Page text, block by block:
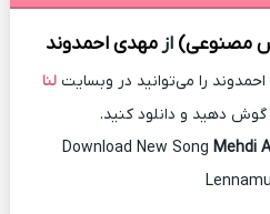
مصنوعی)ازمهدی احمدوند
را می‌توانید در وبسایت لنا
گوش دهید و دانلود کنید.
Download New Song Mehdi